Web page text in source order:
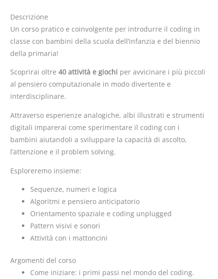
Descrizione
Un corso pratico e coinvolgente per introdurre il coding in
classe con bambini della scuola dell’infanzia e del biennio
della primaria!
Scoprirai oltre40 attività e giochi per avvicinare i più piccoli
al pensiero computazionale in modo divertente e
interdisciplinare.
Attraverso esperienze analogiche, albi illustrati e strumenti
digitali imparerai come sperimentare il coding con i
bambini aiutandoli a sviluppare la capacità di ascolto,
l’attenzione e il problem solving.
Esploreremo insieme:
Sequenze, numeri e logica
Algoritmi e pensiero anticipatorio
Orientamento spaziale e coding unplugged
Pattern visivi e sonori
Attività con i mattoncini
Argomenti del corso
Come iniziare: i primi passi nel mondo del coding.